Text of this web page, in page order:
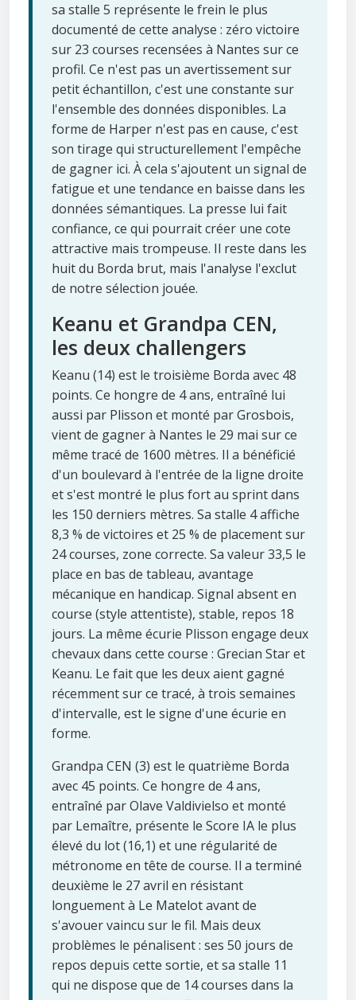
sa stalle 5 représente le frein le plus
documenté de cette analyse : zéro victoire
sur 23 courses recensées à Nantes sur ce
profil. Ce n'est pas un avertissement sur
petit échantillon, c'est une constante sur
l'ensemble des données disponibles. La
forme de Harper n'est pas en cause, c'est
son tirage qui structurellement l'empêche
de gagner ici. À cela s'ajoutent un signal de
fatigue et une tendance en baisse dans les
données sémantiques. La presse lui fait
confiance, ce qui pourrait créer une cote
attractive mais trompeuse. Il reste dans les
huit du Borda brut, mais l'analyse l'exclut
de notre sélection jouée.
Keanu et Grandpa CEN,
les deux challengers
Keanu (14) est le troisième Borda avec 48
points. Ce hongre de 4 ans, entraîné lui
aussi par Plisson et monté par Grosbois,
vient de gagner à Nantes le 29 mai sur ce
même tracé de 1600 mètres. Il a bénéficié
d'un boulevard à l'entrée de la ligne droite
et s'est montré le plus fort au sprint dans
les 150 derniers mètres. Sa stalle 4 affiche
8,3 % de victoires et 25 % de placement sur
24 courses, zone correcte. Sa valeur 33,5 le
place en bas de tableau, avantage
mécanique en handicap. Signal absent en
course (style attentiste), stable, repos 18
jours. La même écurie Plisson engage deux
chevaux dans cette course : Grecian Star et
Keanu. Le fait que les deux aient gagné
récemment sur ce tracé, à trois semaines
d'intervalle, est le signe d'une écurie en
forme.
Grandpa CEN (3) est le quatrième Borda
avec 45 points. Ce hongre de 4 ans,
entraîné par Olave Valdivielso et monté
par Lemaître, présente le Score IA le plus
élevé du lot (16,1) et une régularité de
métronome en tête de course. Il a terminé
deuxième le 27 avril en résistant
longuement à Le Matelot avant de
s'avouer vaincu sur le fil. Mais deux
problèmes le pénalisent : ses 50 jours de
repos depuis cette sortie, et sa stalle 11
qui ne dispose que de 14 courses dans la